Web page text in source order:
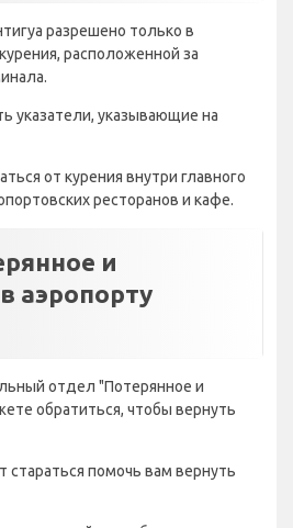
разрешено только в
расположенной за
указатели, указывающие на
от курения внутри главного
ресторанов и кафе.
и
аэропорту
отдел "Потерянное и
обратиться, чтобы вернуть
стараться помочь вам вернуть